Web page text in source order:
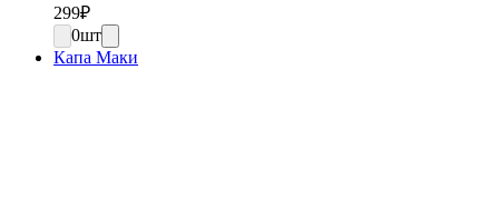
299₽
0шт
Капа Маки